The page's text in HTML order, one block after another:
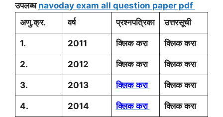
उपलब्ध navoday exam all question paper pdf
अणु.क्र.
वर्ष प्रश्नपत्रिका उत्तरसूची
1. 2011 क्लिक करा क्लिक करा
2. 2012 क्लिक करा क्लिक करा
3. 2013 क्लिक करा क्लिक करा
4. 2014 क्लिक करा क्लिक करा